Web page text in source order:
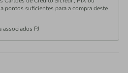
pontos suficientes para a compra deste
PJ